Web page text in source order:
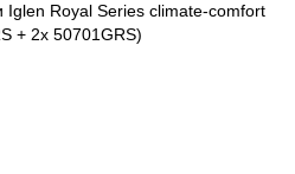
Iglen Royal Series сlimate-сomfort
+ 2х 50701GRS)